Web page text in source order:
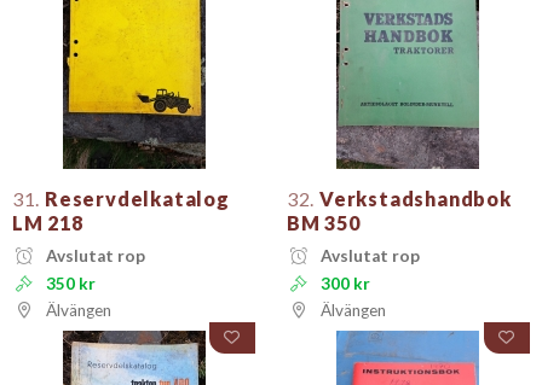
31. Reservdelkatalog
LM 218
Avslutat rop
350 kr
Älvängen
32. Verkstadshandbok
BM 350
Avslutat rop
300 kr
Älvängen